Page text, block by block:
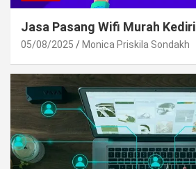
Jasa Pasang Wifi Murah Kediri
05/08/2025 Monica Priskila Sondakh